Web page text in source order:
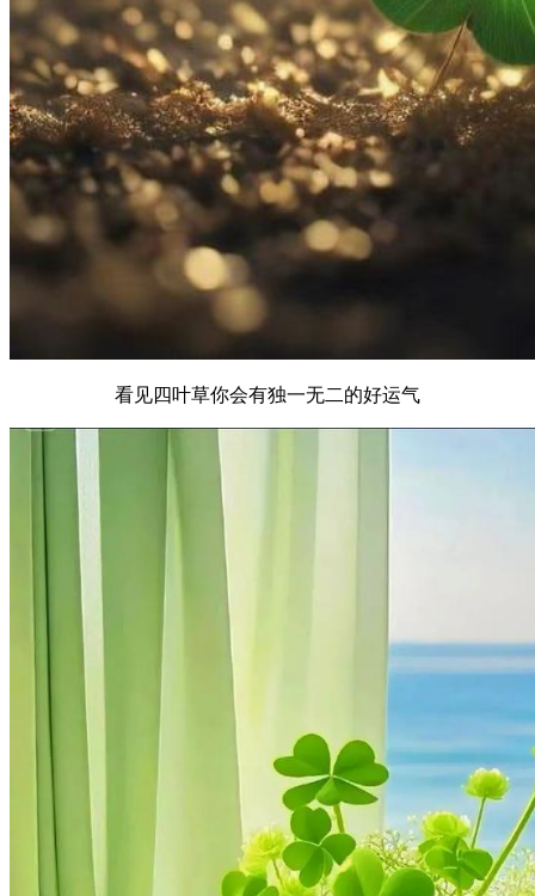
看见四叶草你会有独一无二的好运气